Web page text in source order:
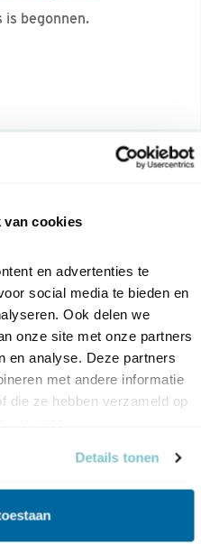
van cookies
en advertenties te
social media te bieden en
Ook delen we
onze site met onze partners
en analyse. Deze partners
met andere informatie
die ze hebben verzameld op
Details tonen
is begonnen.